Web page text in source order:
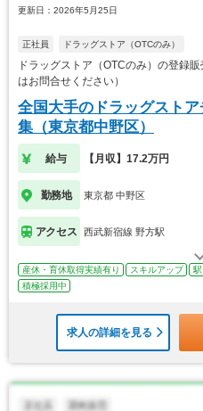
更新日：2026年5月25日
正社員 ドラッグストア（OTCのみ）
ドラッグストア（OTCのみ）の登
はお問合せください）
全国大手のドラッグスト
集（東京都中野区）
給与 【月収】17.2万円
勤務地 東京都 中野区
アクセス 西武新宿線 野方駅
産休・育休取得実績有り スキルアップ
積極採用中
求人の詳細を見る